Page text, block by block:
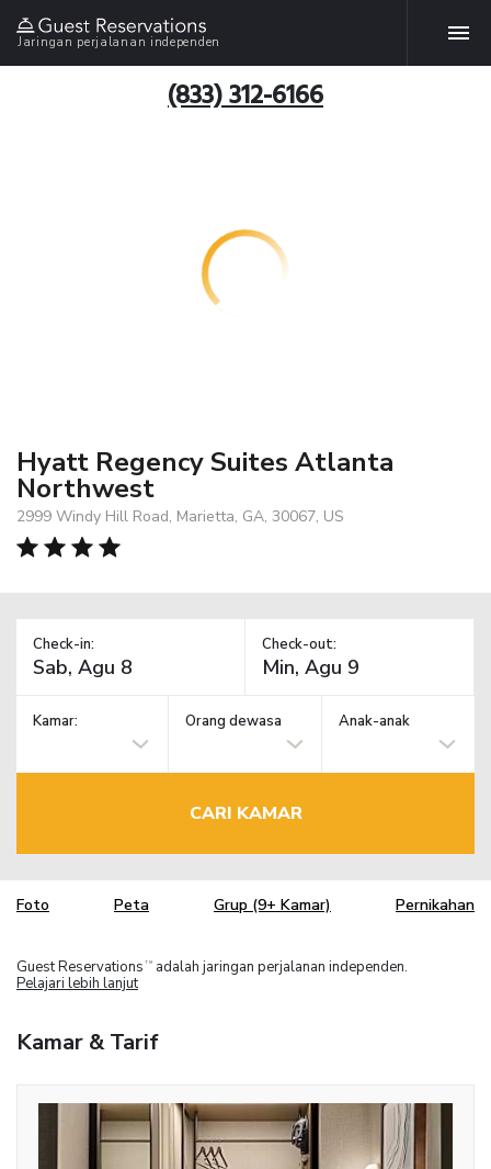
Jaringan perjalanan independen
(833) 312-6166
Hyatt Regency Suites Atlanta
Northwest
2999 Windy Hill Road, Marietta, GA, 30067, US
Check-in: Check-out:
Kamar: Orang dewasa Anak-anak
CARI KAMAR
Foto Peta Grup (9+ Kamar) Pernikahan
Guest Reservations TM
adalah jaringan perjalanan independen.
Pelajari lebih lanjut
Kamar & Tarif